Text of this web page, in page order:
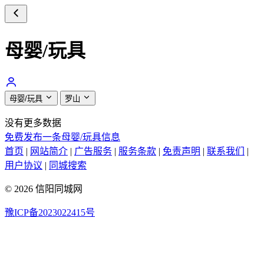
母婴/玩具
母婴/玩具 罗山
没有更多数据
免费发布一条母婴/玩具信息
首页 | 网站简介 | 广告服务 | 服务条款 | 免责声明 | 联系我们
|
用户协议 | 同城搜索
© 2026 信阳同城网
豫ICP备2023022415号